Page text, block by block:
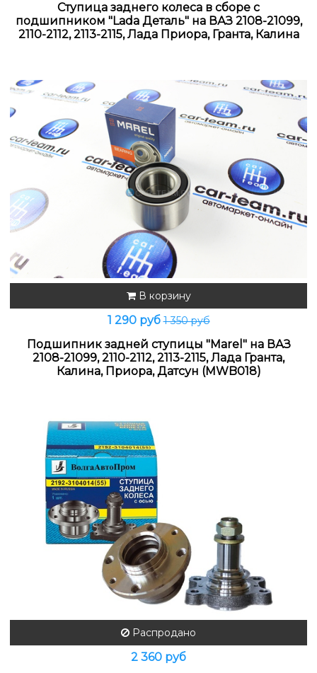
Ступица заднего колеса в сборе с
подшипником "Lada Деталь" на ВАЗ 2108-21099,
2110-2112, 2113-2115, Лада Приора, Гранта, Калина
В корзину
1 290 руб1 350 руб
Подшипник задней ступицы "Marel" на ВАЗ
2108-21099, 2110-2112, 2113-2115, Лада Гранта,
Калина, Приора, Датсун (MWB018)
Распродано
2 360 руб